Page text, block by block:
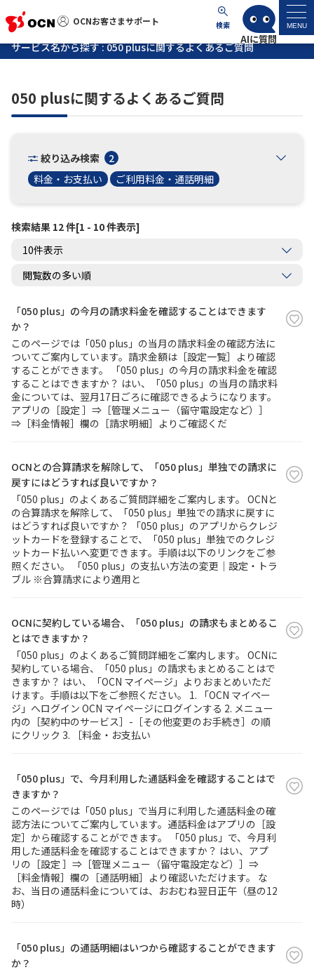
OCNお客さまサポート 検索 MENU
OCNお客さまサポート
マイページ
サポートトップ
サービス名から探す
よくあるご質問
工事・故障情報
各種ダウンロード
お問い合わせ
履歴・お気に入り
お知らせ サポートサイトの使い方
NTTドコモビジネスのお客さ
工事・故障情報通知
OCN サービス一覧
サービス名から探す : 050 plusに関するよくあるご質問
050 plusに関するよくあるご質問
絞り込み検索
2
料金・お支払い
ご利用料金・通話明細
検索結果 12 件[1 - 10 件表示]
「050 plus」の今月の請求料金を確認することはできます
か？
このページでは「050 plus」の当月の請求料金の確認方法に
ついてご案内しています。請求金額は［設定一覧］より確認
することができます。 「050 plus」の今月の請求料金を確認
することはできますか？ はい、「050 plus」の当月の請求料
金については、翌月17日ごろに確認できるようになります。
アプリの［設定 ］⇒［管理メニュー（留守電設定など）］
⇒［料金情報］欄の［請求明細］よりご確認くだ
OCNとの合算請求を解除して、「050 plus」単独での請求に
戻すにはどうすれば良いですか？
「050 plus」のよくあるご質問詳細をご案内します。 OCNと
の合算請求を解除して、「050 plus」単独での請求に戻すに
はどうすれば良いですか？ 「050 plus」のアプリからクレジ
ットカードを登録することで、「050 plus」単独でのクレジ
ットカード払いへ変更できます。手順は以下のリンクをご参
照ください。 「050 plus」の支払い方法の変更｜設定・トラ
ブル ※合算請求により適用と
OCNに契約している場合、「050 plus」の請求もまとめるこ
とはできますか？
「050 plus」のよくあるご質問詳細をご案内します。 OCNに
契約している場合、「050 plus」の請求もまとめることはで
きますか？ はい、「OCN マイページ」よりおまとめいただ
けます。手順は以下をご参照ください。 1. 「OCN マイペー
ジ」へログイン OCN マイページにログインする 2. メニュー
内の［契約中のサービス］-［その他変更のお手続き］の順
にクリック 3. ［料金・お支払い
「050 plus」で、今月利用した通話料金を確認することはで
きますか？
このページでは「050 plus」で当月に利用した通話料金の確
認方法についてご案内しています。通話料金はアプリの［設
定］から確認することができます。 「050 plus」で、今月利
用した通話料金を確認することはできますか？ はい、アプ
リの［設定 ］⇒［管理メニュー（留守電設定など）］⇒
［料金情報］欄の［通話明細］より確認いただけます。 な
お、当日の通話料金については、おおむね翌日正午（昼の12
時）
「050 plus」の通話明細はいつから確認することができます
か？